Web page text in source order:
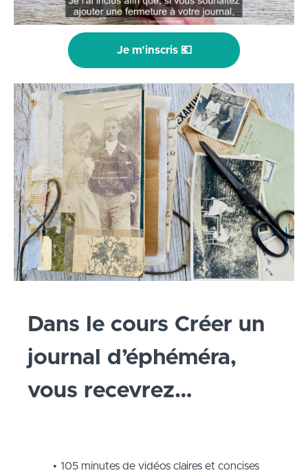
Je m’inscris 💶
Dans le cours Créer un
journal d’éphéméra,
vous recevrez…
105 minutes de vidéos claires et concises